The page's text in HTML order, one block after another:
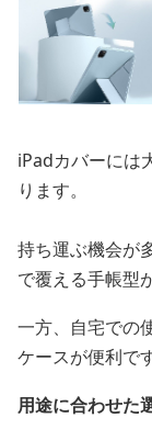
iPadカバーには
ります。
持ち運ぶ機会が
で覆える手帳型
一方、自宅での
ケースが便利です
用途に合わせた